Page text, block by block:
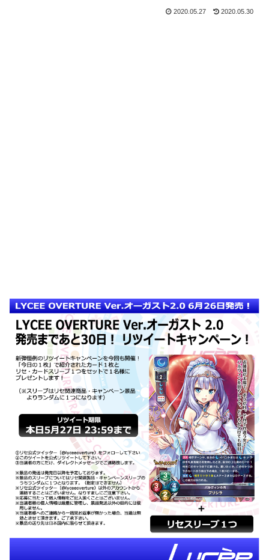
2020.05.27 2020.05.30